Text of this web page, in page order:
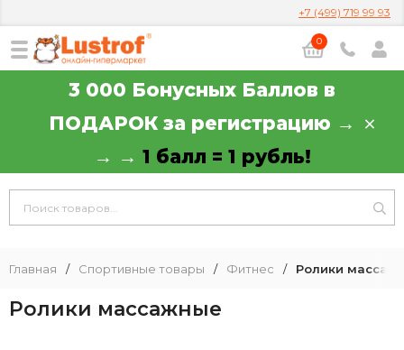
+7 (499) 719 99 93
0
3 000 Бонусных Баллов в
ПОДАРОК за регистрацию →
→ → 1 балл = 1 рубль!
Главная / Спортивные товары / Фитнес / Ролики
Ролики массажные